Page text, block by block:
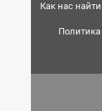
Как нас найти